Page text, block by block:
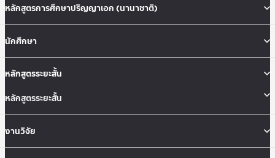
หลักสูตรการศึกษาปริญญาเอก (นานาชาติ)
นักศึกษา
หลักสูตรระยะสั้น
หลักสูตรระยะสั้น
งานวิจัย